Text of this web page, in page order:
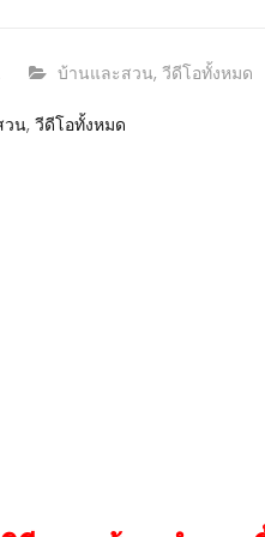
CATEGORY:
บ้านและสวน, วีดีโอทั้งหมด
วน, วีดีโอทั้งหมด